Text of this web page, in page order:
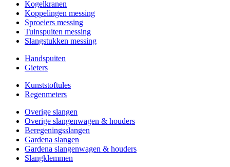
Kogelkranen
Koppelingen messing
Sproeiers messing
Tuinspuiten messing
Slangstukken messing
Handspuiten
Gieters
Kunststoftules
Regenmeters
Overige slangen
Overige slangenwagen & houders
Beregeningsslangen
Gardena slangen
Gardena slangenwagen & houders
Slangklemmen